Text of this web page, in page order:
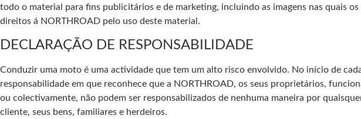
todo o material para fins publicitários e de marketing, incluindo as imagens nas quais
direitos á NORTHROAD pelo uso deste material.
DECLARAÇÃO DE RESPONSABILIDADE
Conduzir uma moto é uma actividade que tem um alto risco envolvido. No início de
responsabilidade em que reconhece que a NORTHROAD, os seus proprietários,
ou colectivamente, não podem ser responsabilizados de nenhuma maneira por
cliente, seus bens, familiares e herdeiros.